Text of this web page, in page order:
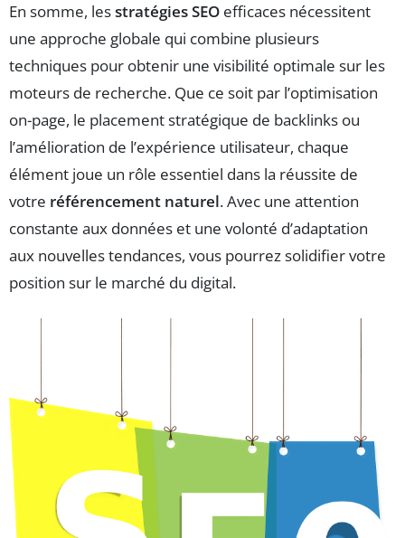
En somme, lesstratégies SEO efficaces nécessitent
une approche globale qui combine plusieurs
techniques pour obtenir une visibilité optimale sur les
moteurs de recherche. Que ce soit par l’optimisation
on-page, le placement stratégique de backlinks ou
l’amélioration de l’expérience utilisateur, chaque
élément joue un rôle essentiel dans la réussite de
votre référencement naturel. Avec une attention
constante aux données et une volonté d’adaptation
aux nouvelles tendances, vous pourrez solidifier votre
position sur le marché du digital.